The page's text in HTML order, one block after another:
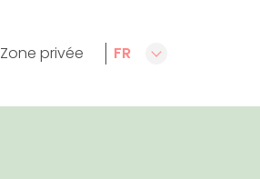
Zone privée
FR